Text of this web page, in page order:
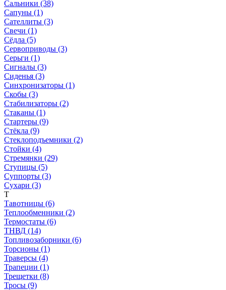
Сальники (38)
Сапуны (1)
Сателлиты (3)
Свечи (1)
Сёдла (5)
Сервоприводы (3)
Серьги (1)
Сигналы (3)
Сиденья (3)
Синхронизаторы (1)
Скобы (3)
Стабилизаторы (2)
Стаканы (1)
Стартеры (9)
Стёкла (9)
Стеклоподъемники (2)
Стойки (4)
Стремянки (29)
Ступицы (5)
Суппорты (3)
Сухари (3)
Т
Тавотницы (6)
Теплообменники (2)
Термостаты (6)
ТНВД (14)
Топливозаборники (6)
Торсионы (1)
Траверсы (4)
Трапеции (1)
Трещетки (8)
Тросы (9)